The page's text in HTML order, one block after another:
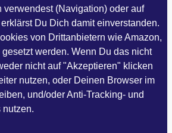
(Navigation) oder auf
Du Dich damit einverstanden.
von Drittanbietern wie Amazon,
werden. Wenn Du das nicht
nicht auf "Akzeptieren" klicken
nutzen, oder Deinen Browser im
und/oder Anti-Tracking- und
nutzen.